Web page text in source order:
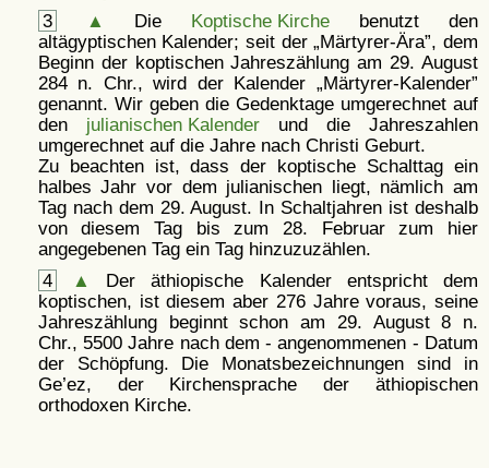
3
▲ Die Koptische Kirchebenutzt den
altägyptischen Kalender; seit der Märtyrer-Ära , dem
Beginn der koptischen Jahreszählung am 29. August
284 n. Chr., wird der Kalender
Märtyrer-Kalender
genannt. Wir geben die Gedenktage umgerechnet auf
den julianischen Kalenderund die Jahreszahlen
umgerechnet auf die Jahre nach Christi Geburt.
Zu beachten ist, dass der koptische Schalttag ein
halbes Jahr vor dem julianischen liegt, nämlich am
Tag nach dem 29. August. In Schaltjahren ist deshalb
von diesem Tag bis zum 28. Februar zum hier
angegebenen Tag ein Tag hinzuzuzählen.
4
▲
Der äthiopische Kalender entspricht dem
koptischen, ist diesem aber 276 Jahre voraus, seine
Jahreszählung beginnt schon am 29. August 8 n.
Chr., 5500 Jahre nach dem - angenommenen - Datum
der Schöpfung. Die Monatsbezeichnungen sind in
Ge’ez, der Kirchensprache der äthiopischen
orthodoxen Kirche.